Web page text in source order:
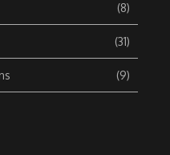
(8)
(31)
(9)